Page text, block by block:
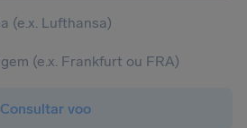
Consultar voo